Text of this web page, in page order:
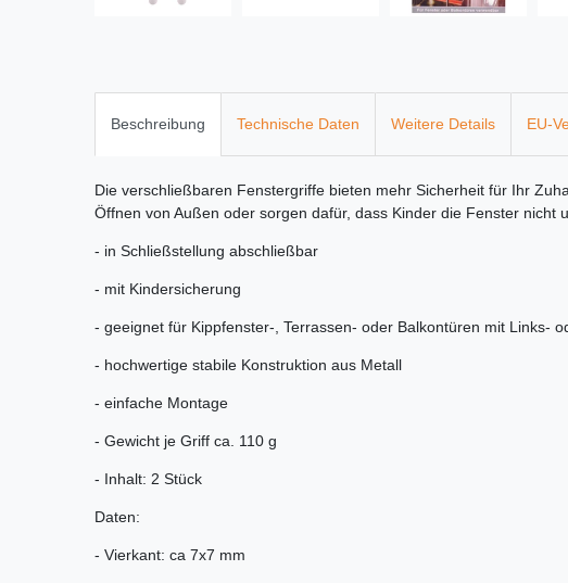
Beschreibung Technische Daten Weitere Details EU-
Die verschließbaren Fenstergriffe bieten mehr Sicherheit für Ihr
Öffnen von Außen oder sorgen dafür, dass Kinder die Fenster nicht
- in Schließstellung abschließbar
- mit Kindersicherung
- geeignet für Kippfenster-, Terrassen- oder Balkontüren mit Links-
- hochwertige stabile Konstruktion aus Metall
- einfache Montage
- Gewicht je Griff ca. 110 g
- Inhalt: 2 Stück
Daten:
- Vierkant: ca 7x7 mm